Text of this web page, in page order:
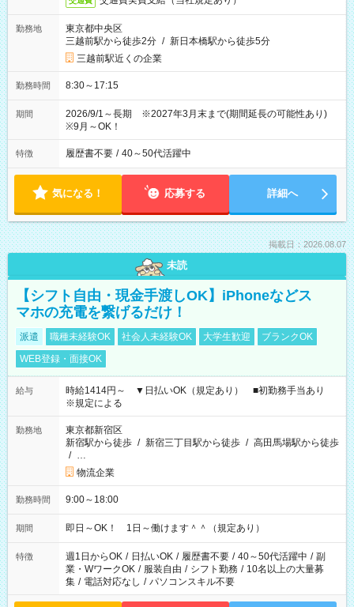
勤務地
東京都中央区
三越前駅から徒歩2分 / 新日本橋駅から徒歩5分
三越前駅近くの企業
勤務時間 8:30～17:15
期間
2026/9/1～長期 ※2027年3月末まで(期間延長の可能性あり)
※9月～OK！
特徴 履歴書不要 / 40～50代活躍中
気になる！ 応募する 詳細へ
掲載日：2026.08.07
未読
【シフト自由・現金手渡しOK】iPhoneなどス
マホの充電を繋げるだけ！
派遣 職種未経験OK 社会人未経験OK 大学生歓迎
ブランクOK
WEB登録・面接OK
給与
時給1414円～ ▼日払いOK（規定あり） ■初勤務手当あり
※規定による
勤務地
東京都新宿区
新宿駅から徒歩 / 新宿三丁目駅から徒歩 / 高田馬場駅から徒歩
/ …
物流企業
勤務時間 9:00～18:00
期間 即日～OK！ 1日～働けます＾＾（規定あり）
特徴 週1日からOK / 日払いOK / 履歴書不要 / 40～50代活躍中 / 副
業・WワークOK / 服装自由 / シフト勤務 / 10名以上の大量募
集 / 電話対応なし / パソコンスキル不要